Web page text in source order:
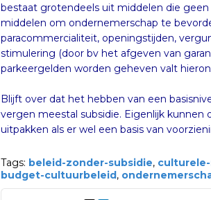
parkeergelden worden geheven valt
Blijft over dat het hebben van een
vergen meestal subsidie. Eigenlijk
uitpakken als er wel een basis van
Tags: beleid-zonder-subsidie,
budget-cultuurbeleid,